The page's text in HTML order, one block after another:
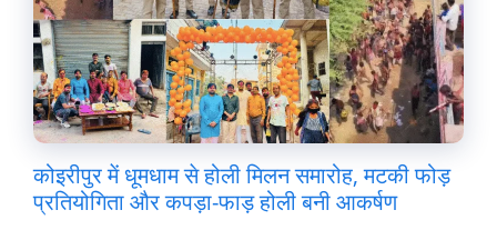
कोइरीपुर में धूमधाम से होली मिलन समारोह, मटकी फोड़
प्रतियोगिता और कपड़ा-फाड़ होली बनी आकर्षण